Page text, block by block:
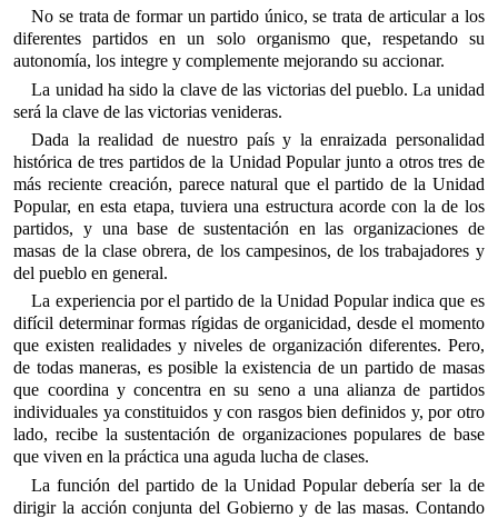
No se trata de formar un partido único, se trata de articular a los
diferentes partidos en un solo organismo que, respetando su
autonomía, los integre y complemente mejorando su accionar.
La unidad ha sido la clave de las victorias del pueblo. La unidad
será la clave de las victorias venideras.
Dada la realidad de nuestro país y la enraizada personalidad
histórica de tres partidos de la Unidad Popular junto a otros tres de
más reciente creación, parece natural que el partido de la Unidad
Popular, en esta etapa, tuviera una estructura acorde con la de los
partidos, y una base de sustentación en las organizaciones de
masas de la clase obrera, de los campesinos, de los trabajadores y
del pueblo en general.
La experiencia por el partido de la Unidad Popular indica que es
difícil determinar formas rígidas de organicidad, desde el momento
que existen realidades y niveles de organización diferentes. Pero,
de todas maneras, es posible la existencia de un partido de masas
que coordina y concentra en su seno a una alianza de partidos
individuales ya constituidos y con rasgos bien definidos y, por otro
lado, recibe la sustentación de organizaciones populares de base
que viven en la práctica una aguda lucha de clases.
La función del partido de la Unidad Popular debería ser la de
dirigir la acción conjunta del Gobierno y de las masas. Contando